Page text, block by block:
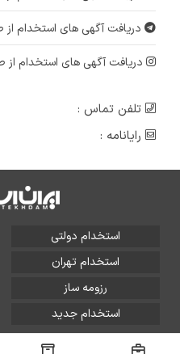
زنجان
دریافت آگهی های استخدام از
دریافت آگهی های استخدام از
تلفن تماس :
رایانامه :
استخدام دولتی
استخدام تهران
رزومه ساز
استخدام جدید
تمامی حقوق این